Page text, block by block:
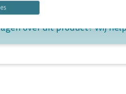
over dit product? Wij